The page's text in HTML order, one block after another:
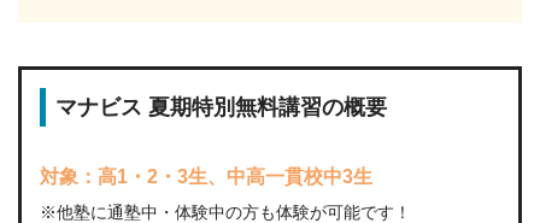
マナビス 夏期特別無料講習の概要
対象：高1・2・3生、中高一貫校中3生
※他塾に通塾中・体験中の方も体験が可能です！